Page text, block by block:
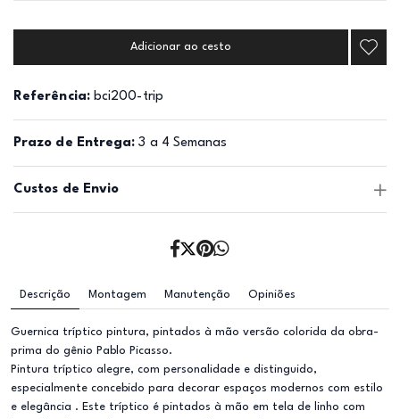
Adicionar ao cesto
Referência: bci200-trip
Prazo de Entrega: 3 a 4 Semanas
Custos de Envio
Descrição Montagem Manutenção Opiniões
Guernica tríptico pintura, pintados à mão versão colorida da obra-
prima do gênio Pablo Picasso.
Pintura tríptico alegre, com personalidade e distinguido,
especialmente concebido para decorar espaços modernos com estilo
e elegância . Este tríptico é pintados à mão em tela de linho com